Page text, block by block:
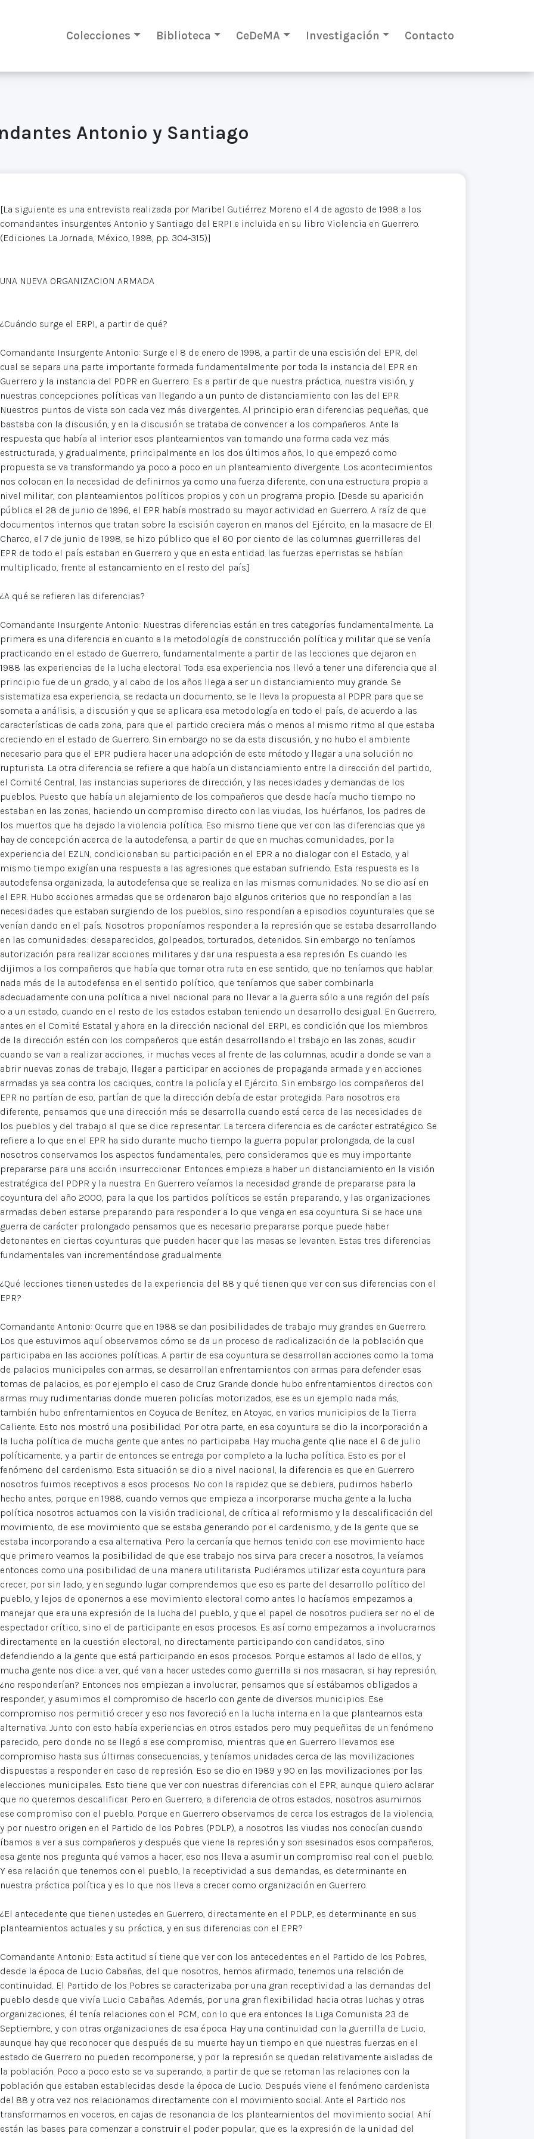
Colecciones Biblioteca CeDeMA Investigación Contacto
Antonio y Santiago
[La siguiente es una entrevista realizada por Maribel Gutiérrez Moreno el 4 de agosto de 1998 a los
comandantes insurgentes Antonio y Santiago del ERPI e incluida en su libro Violencia en Guerrero.
(Ediciones La Jornada, México, 1998, pp. 304-315).]
UNA NUEVA ORGANIZACION ARMADA
¿Cuándo surge el ERPI, a partir de qué?
Comandante Insurgente Antonio: Surge el 8 de enero de 1998, a partir de una escisión del EPR, del
cual se separa una parte importante formada fundamentalmente por toda la instancia del EPR en
Guerrero y la instancia del PDPR en Guerrero. Es a partir de que nuestra práctica, nuestra visión, y
nuestras concepciones políticas van llegando a un punto de distanciamiento con las del EPR.
Nuestros puntos de vista son cada vez más divergentes. Al principio eran diferencias pequeñas, que
bastaba con la discusión, y en la discusión se trataba de convencer a los compañeros. Ante la
respuesta que había al interior esos planteamientos van tomando una forma cada vez más
estructurada, y gradualmente, principalmente en los dos últimos años, lo que empezó como
propuesta se va transformando ya poco a poco en un planteamiento divergente. Los acontecimientos
nos colocan en la necesidad de definirnos ya como una fuerza diferente, con una estructura propia a
nivel militar, con planteamientos políticos propios y con un programa propio. [Desde su aparición
pública el 28 de junio de 1996, el EPR había mostrado su mayor actividad en Guerrero. A raíz de que
documentos internos que tratan sobre la escisión cayeron en manos del Ejército, en la masacre de El
Charco, el 7 de junio de 1998, se hizo público que el 60 por ciento de las columnas guerrilleras del
EPR de todo el país estaban en Guerrero y que en esta entidad las fuerzas eperristas se habían
multiplicado, frente al estancamiento en el resto del país.]
¿A qué se refieren las diferencias?
Comandante Insurgente Antonio: Nuestras diferencias están en tres categorías fundamentalmente. La
primera es una diferencia en cuanto a la metodología de construcción política y militar que se venía
practicando en el estado de Guerrero, fundamentalmente a partir de las lecciones que dejaron en
1988 las experiencias de la lucha electoral. Toda esa experiencia nos llevó a tener una diferencia que al
principio fue de un grado, y al cabo de los años llega a ser un distanciamiento muy grande. Se
sistematiza esa experiencia, se redacta un documento, se le lleva la propuesta al PDPR para que se
someta a análisis, a discusión y que se aplicara esa metodología en todo el país, de acuerdo a las
características de cada zona, para que el partido creciera más o menos al mismo ritmo al que estaba
creciendo en el estado de Guerrero. Sin embargo no se da esta discusión, y no hubo el ambiente
necesario para que el EPR pudiera hacer una adopción de este método y llegar a una solución no
rupturista. La otra diferencia se refiere a que había un distanciamiento entre la dirección del partido,
el Comité Central, las instancias superiores de dirección, y las necesidades y demandas de los
pueblos. Puesto que había un alejamiento de los compañeros que desde hacía mucho tiempo no
estaban en las zonas, haciendo un compromiso directo con las viudas, los huérfanos, los padres de
los muertos que ha dejado la violencia política. Eso mismo tiene que ver con las diferencias que ya
hay de concepción acerca de la autodefensa, a partir de que en muchas comunidades, por la
experiencia del EZLN, condicionaban su participación en el EPR a no dialogar con el Estado, y al
mismo tiempo exigían una respuesta a las agresiones que estaban sufriendo. Esta respuesta es la
autodefensa organizada, la autodefensa que se realiza en las mismas comunidades. No se dio así en
el EPR. Hubo acciones armadas que se ordenaron bajo algunos criterios que no respondían a las
necesidades que estaban surgiendo de los pueblos, sino respondían a episodios coyunturales que se
venían dando en el país. Nosotros proponíamos responder a la represión que se estaba desarrollando
en las comunidades: desaparecidos, golpeados, torturados, detenidos. Sin embargo no teníamos
autorización para realizar acciones militares y dar una respuesta a esa represión. Es cuando les
dijimos a los compañeros que había que tomar otra ruta en ese sentido, que no teníamos que hablar
nada más de la autodefensa en el sentido político, que teníamos que saber combinarla
adecuadamente con una política a nivel nacional para no llevar a la guerra sólo a una región del país
o a un estado, cuando en el resto de los estados estaban teniendo un desarrollo desigual. En Guerrero,
antes en el Comité Estatal y ahora en la dirección nacional del ERPI, es condición que los miembros
de la dirección estén con los compañeros que están desarrollando el trabajo en las zonas, acudir
cuando se van a realizar acciones, ir muchas veces al frente de las columnas, acudir a donde se van a
abrir nuevas zonas de trabajo, llegar a participar en acciones de propaganda armada y en acciones
armadas ya sea contra los caciques, contra la policía y el Ejército. Sin embargo los compañeros del
EPR no partían de eso, partían de que la dirección debía de estar protegida. Para nosotros era
diferente, pensamos que una dirección más se desarrolla cuando está cerca de las necesidades de
los pueblos y del trabajo al que se dice representar. La tercera diferencia es de carácter estratégico. Se
refiere a lo que en el EPR ha sido durante mucho tiempo la guerra popular prolongada, de la cual
nosotros conservamos los aspectos fundamentales, pero consideramos que es muy importante
prepararse para una acción insurreccionar. Entonces empieza a haber un distanciamiento en la visión
estratégica del PDPR y la nuestra. En Guerrero veíamos la necesidad grande de prepararse para la
coyuntura del año 2000, para la que los partidos políticos se están preparando, y las organizaciones
armadas deben estarse preparando para responder a lo que venga en esa coyuntura. Si se hace una
guerra de carácter prolongado pensamos que es necesario prepararse porque puede haber
detonantes en ciertas coyunturas que pueden hacer que las masas se levanten. Estas tres diferencias
fundamentales van incrementándose gradualmente.
¿Qué lecciones tienen ustedes de la experiencia del 88 y qué tienen que ver con sus diferencias con el
EPR?
Comandante Antonio: Ocurre que en 1988 se dan posibilidades de trabajo muy grandes en Guerrero.
Los que estuvimos aquí observamos cómo se da un proceso de radicalización de la población que
participaba en las acciones políticas. A partir de esa coyuntura se desarrollan acciones como la toma
de palacios municipales con armas, se desarrollan enfrentamientos con armas para defender esas
tomas de palacios, es por ejemplo el caso de Cruz Grande donde hubo enfrentamientos directos con
armas muy rudimentarias donde mueren policías motorizados, ese es un ejemplo nada más,
también hubo enfrentamientos en Coyuca de Benítez, en Atoyac, en varios municipios de la Tierra
Caliente. Esto nos mostró una posibilidad. Por otra parte, en esa coyuntura se dio la incorporación a
la lucha política de mucha gente que antes no participaba. Hay mucha gente qlie nace el 6 de julio
políticamente, y a partir de entonces se entrega por completo a la lucha política. Esto es por el
fenómeno del cardenismo. Esta situación se dio a nivel nacional, la diferencia es que en Guerrero
nosotros fuimos receptivos a esos procesos. No con la rapidez que se debiera, pudimos haberlo
hecho antes, porque en 1988, cuando vemos que empieza a incorporarse mucha gente a la lucha
política nosotros actuamos con la visión tradicional, de crítica al reformismo y la descalificación del
movimiento, de ese movimiento que se estaba generando por el cardenismo, y de la gente que se
estaba incorporando a esa alternativa. Pero la cercanía que hemos tenido con ese movimiento hace
que primero veamos la posibilidad de que ese trabajo nos sirva para crecer a nosotros, la veíamos
entonces como una posibilidad de una manera utilitarista. Pudiéramos utilizar esta coyuntura para
crecer, por sin lado, y en segundo lugar comprendemos que eso es parte del desarrollo político del
pueblo, y lejos de oponernos a ese movimiento electoral como antes lo hacíamos empezamos a
manejar que era una expresión de la lucha del pueblo, y que el papel de nosotros pudiera ser no el de
espectador crítico, sino el de participante en esos procesos. Es así como empezamos a involucrarnos
directamente en la cuestión electoral, no directamente participando con candidatos, sino
defendiendo a la gente que está participando en esos procesos. Porque estamos al lado de ellos, y
mucha gente nos dice: a ver, qué van a hacer ustedes como guerrilla si nos masacran, si hay represión,
¿no responderían? Entonces nos empiezan a involucrar, pensamos que sí estábamos obligados a
responder, y asumimos el compromiso de hacerlo con gente de diversos municipios. Ese
compromiso nos permitió crecer y eso nos favoreció en la lucha interna en la que planteamos esta
alternativa. Junto con esto había experiencias en otros estados pero muy pequeñitas de un fenómeno
parecido, pero donde no se llegó a ese compromiso, mientras que en Guerrero llevamos ese
compromiso hasta sus últimas consecuencias, y teníamos unidades cerca de las movilizaciones
dispuestas a responder en caso de represión. Eso se dio en 1989 y 90 en las movilizaciones por las
elecciones municipales. Esto tiene que ver con nuestras diferencias con el EPR, aunque quiero aclarar
que no queremos descalificar. Pero en Guerrero, a diferencia de otros estados, nosotros asumimos
ese compromiso con el pueblo. Porque en Guerrero observamos de cerca los estragos de la violencia,
y por nuestro origen en el Partido de los Pobres (PDLP), a nosotros las viudas nos conocían cuando
íbamos a ver a sus compañeros y después que viene la represión y son asesinados esos compañeros,
esa gente nos pregunta qué vamos a hacer, eso nos lleva a asumir un compromiso real con el pueblo.
Y esa relación que tenemos con el pueblo, la receptividad a sus demandas, es determinante en
nuestra práctica política y es lo que nos lleva a crecer como organización en Guerrero.
¿El antecedente que tienen ustedes en Guerrero, directamente en el PDLP, es determinante en sus
planteamientos actuales y su práctica, y en sus diferencias con el EPR?
Comandante Antonio: Esta actitud sí tiene que ver con los antecedentes en el Partido de los Pobres,
desde la época de Lucio Cabañas, del que nosotros, hemos afirmado, tenemos una relación de
continuidad. El Partido de los Pobres se caracterizaba por una gran receptividad a las demandas del
pueblo desde que vivía Lucio Cabañas. Además, por una gran flexibilidad hacia otras luchas y otras
organizaciones, él tenía relaciones con el PCM, con lo que era entonces la Liga Comunista 23 de
Septiembre, y con otras organizaciones de esa época. Hay una continuidad con la guerrilla de Lucio,
aunque hay que reconocer que después de su muerte hay un tiempo en que nuestras fuerzas en el
estado de Guerrero no pueden recomponerse, y por la represión se quedan relativamente aisladas de
la población. Poco a poco esto se va superando, a partir de que se retoman las relaciones con la
población que estaban establecidas desde la época de Lucio. Después viene el fenómeno cardenista
del 88 y otra vez nos relacionamos directamente con el movimiento social. Ante el Partido nos
transformamos en voceros, en cajas de resonancia de los planteamientos del movimiento social. Ahí
están las bases para comenzar a construir el poder popular, que es la expresión de la unidad del